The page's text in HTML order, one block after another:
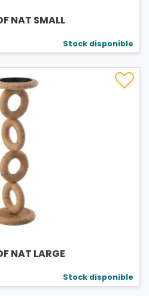
NAT SMALL
Stock disponible
NAT LARGE
Stock disponible